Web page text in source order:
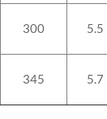
300 5.5
345 5.7